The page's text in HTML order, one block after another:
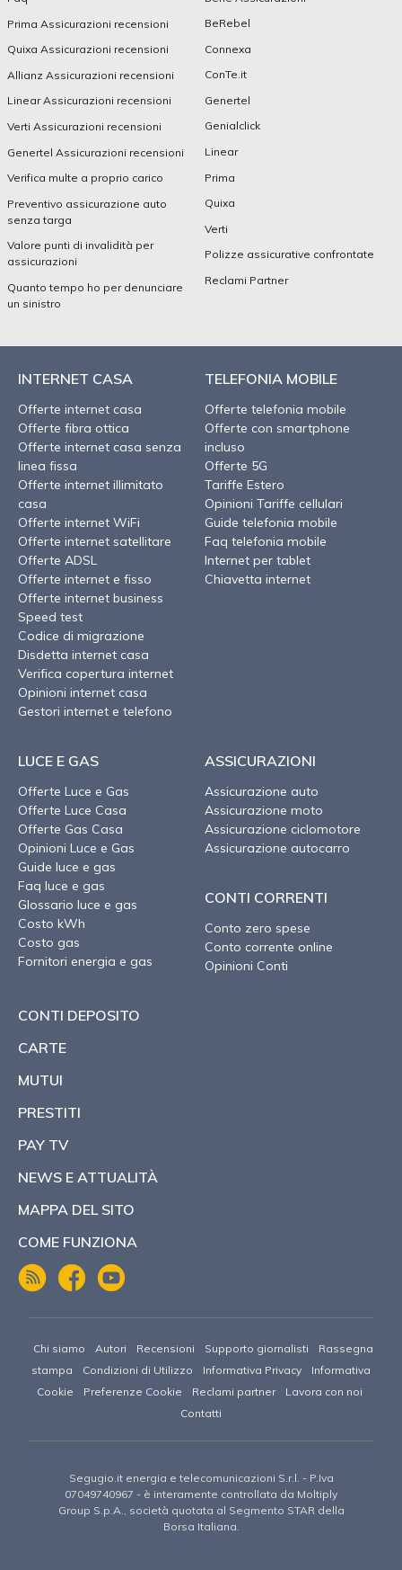
Prima Assicurazioni recensioni
Quixa Assicurazioni recensioni
Allianz Assicurazioni recensioni
Linear Assicurazioni recensioni
Verti Assicurazioni recensioni
Genertel Assicurazioni recensioni
Verifica multe a proprio carico
Preventivo assicurazione auto
senza targa
Valore punti di invalidità per
assicurazioni
Quanto tempo ho per denunciare
un sinistro
BeRebel
Connexa
ConTe.it
Genertel
Genialclick
Linear
Prima
Quixa
Verti
Polizze assicurative confrontate
Reclami Partner
INTERNET CASA
Offerte internet casa
Offerte fibra ottica
Offerte internet casa senza
linea fissa
Offerte internet illimitato
casa
Offerte internet WiFi
Offerte internet satellitare
Offerte ADSL
Offerte internet e fisso
Offerte internet business
Speed test
Codice di migrazione
Disdetta internet casa
Verifica copertura internet
Opinioni internet casa
Gestori internet e telefono
TELEFONIA MOBILE
Offerte telefonia mobile
Offerte con smartphone
incluso
Offerte 5G
Tariffe Estero
Opinioni Tariffe cellulari
Guide telefonia mobile
Faq telefonia mobile
Internet per tablet
Chiavetta internet
LUCE E GAS
Offerte Luce e Gas
Offerte Luce Casa
Offerte Gas Casa
Opinioni Luce e Gas
Guide luce e gas
Faq luce e gas
Glossario luce e gas
Costo kWh
Costo gas
Fornitori energia e gas
ASSICURAZIONI
Assicurazione auto
Assicurazione moto
Assicurazione ciclomotore
Assicurazione autocarro
CONTI CORRENTI
Conto zero spese
Conto corrente online
Opinioni Conti
CONTI DEPOSITO
CARTE
MUTUI
PRESTITI
PAY TV
NEWS E ATTUALITÀ
MAPPA DEL SITO
COME FUNZIONA
Chi siamo Autori Recensioni Supporto giornalisti
Rassegna
stampa
Condizioni di Utilizzo Informativa Privacy
Informativa
Cookie
Preferenze Cookie Reclami partner
Lavora con noi
Contatti
Segugio.it energia e telecomunicazioni S.r.l. - P.Iva
07049740967 - è interamente controllata da Moltiply
Group S.p.A., società quotata al Segmento STAR della
Borsa Italiana.